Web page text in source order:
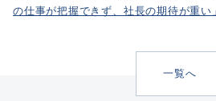
の仕事が把握できず、社長の期待が重い
一覧へ